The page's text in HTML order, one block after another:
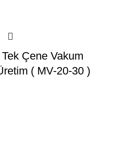
Çene Vakum
( MV-20-30 )